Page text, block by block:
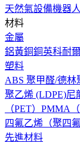
天然氣設備機器
材料
金屬
鋁黃銅銅英科耐
塑料
ABS 聚甲醛/德林
聚乙烯 (LDPE)尼
（PET） PMMA（
四氟乙烯（聚四氟
先進材料